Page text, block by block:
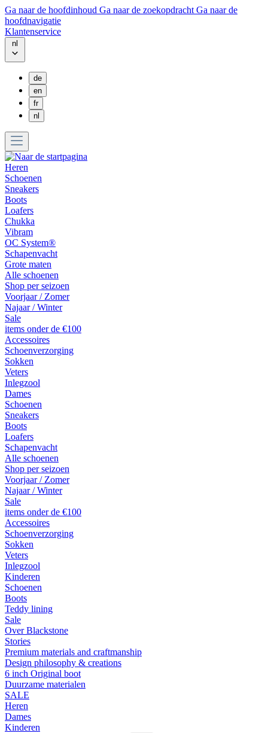
Ga naar de hoofdinhoud Ga naar de zoekopdracht Ga naar de
hoofdnavigatie
Klantenservice
nl
de
en
fr
nl
Heren
Schoenen
Sneakers
Boots
Loafers
Chukka
Vibram
OC System®
Schapenvacht
Grote maten
Alle schoenen
Shop per seizoen
Voorjaar / Zomer
Najaar / Winter
Sale
items onder de €100
Accessoires
Schoenverzorging
Sokken
Veters
Inlegzool
Dames
Schoenen
Sneakers
Boots
Loafers
Schapenvacht
Alle schoenen
Shop per seizoen
Voorjaar / Zomer
Najaar / Winter
Sale
items onder de €100
Accessoires
Schoenverzorging
Sokken
Veters
Inlegzool
Kinderen
Schoenen
Boots
Teddy lining
Sale
Over Blackstone
Stories
Premium materials and craftmanship
Design philosophy & creations
6 inch Original boot
Duurzame materialen
SALE
Heren
Dames
Kinderen